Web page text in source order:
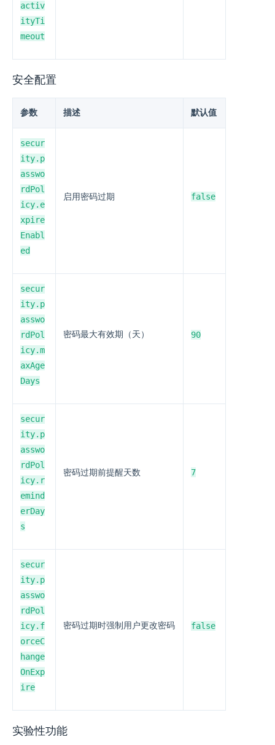
activ
ityTi
meout
安全配置
参数 描述 默认值
secur
ity.p
asswo
rdPol
icy.e
xpire
Enabl
ed
启用密码过期 false
secur
ity.p
asswo
rdPol
icy.m
axAge
Days
密码最大有效期（天） 90
secur
ity.p
asswo
rdPol
icy.r
emind
erDay
s
密码过期前提醒天数 7
secur
ity.p
asswo
rdPol
icy.f
orceC
hange
OnExp
ire
密码过期时强制用户更改密码 false
实验性功能